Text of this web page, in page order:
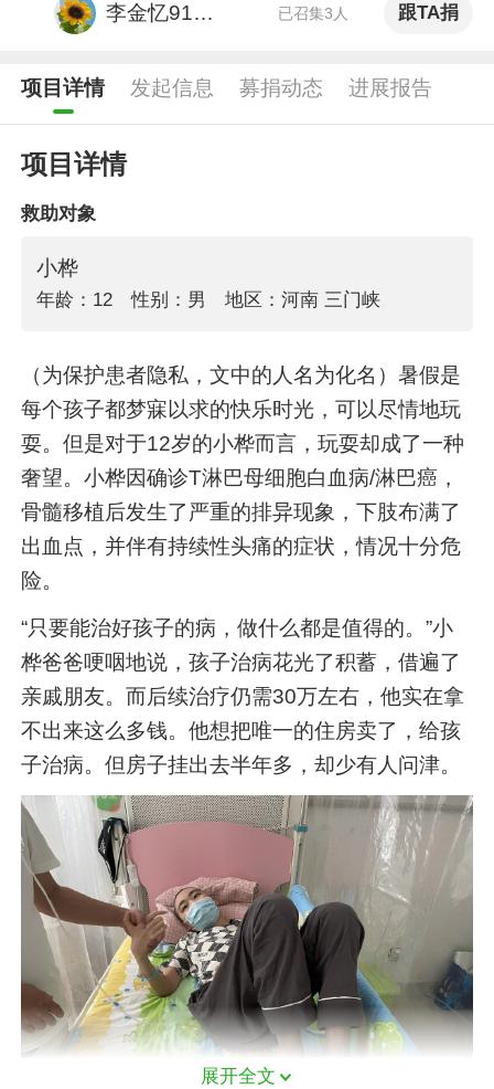
李金忆91419 已召集3人 跟TA捐
项目详情 发起信息 募捐动态 进展报告
项目详情
救助对象
小桦
年龄：12 性别：男 地区：河南 三门峡
（为保护患者隐私，文中的人名为化名）暑假是
每个孩子都梦寐以求的快乐时光，可以尽情地玩
耍。但是对于12岁的小桦而言，玩耍却成了一种
奢望。小桦因确诊T淋巴母细胞白血病/淋巴癌，
骨髓移植后发生了严重的排异现象，下肢布满了
出血点，并伴有持续性头痛的症状，情况十分危
险。
“只要能治好孩子的病，做什么都是值得的。”小
桦爸爸哽咽地说，孩子治病花光了积蓄，借遍了
亲戚朋友。而后续治疗仍需30万左右，他实在拿
不出来这么多钱。他想把唯一的住房卖了，给孩
子治病。但房子挂出去半年多，却少有人问津。
展开全文